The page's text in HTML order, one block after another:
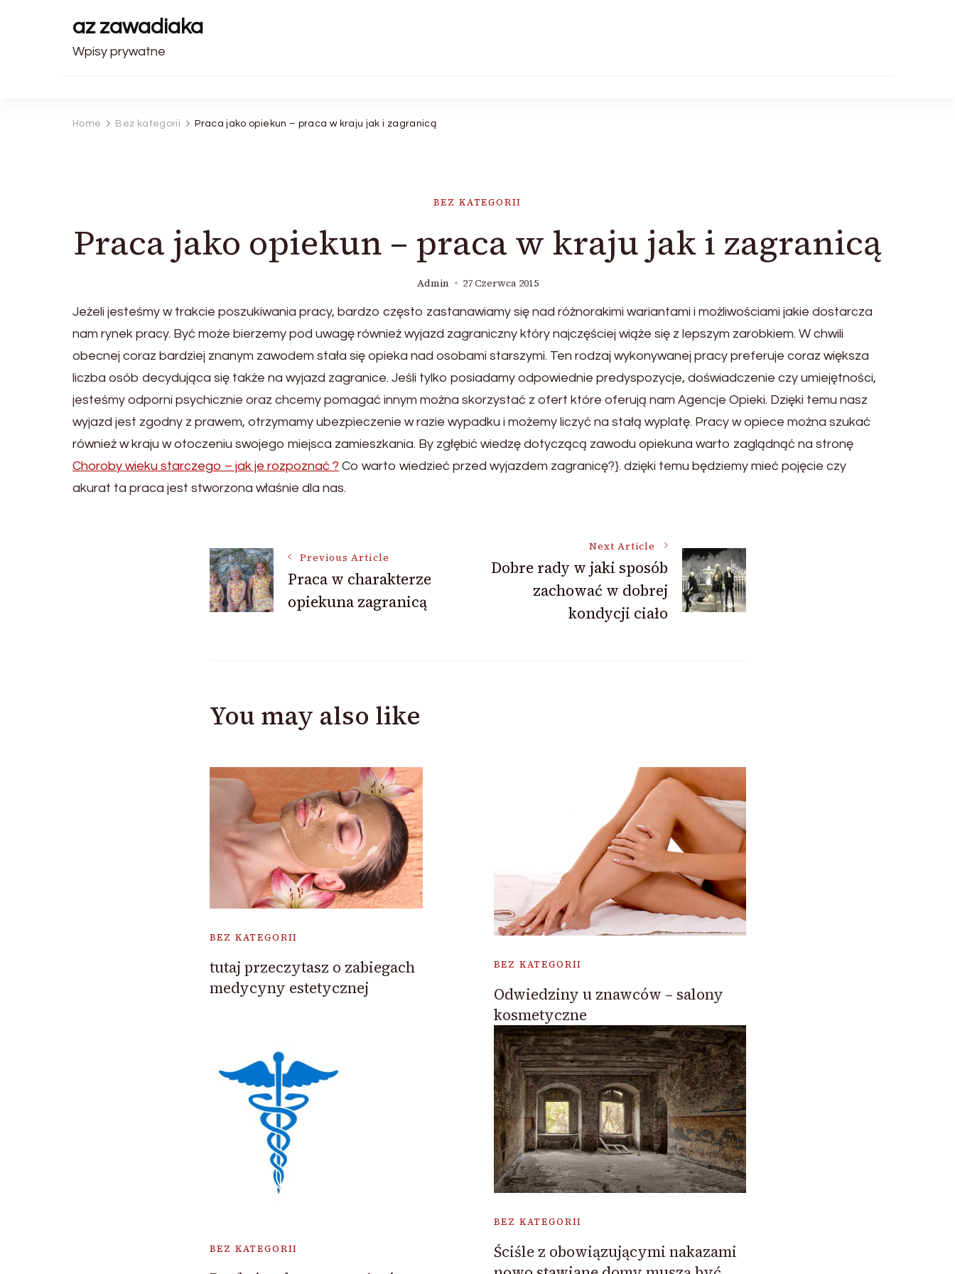
az zawadiaka
Wpisy prywatne
Home Bez kategorii Praca jako opiekun – praca w kraju jak i zagranicą
BEZ KATEGORII
Praca jako opiekun – praca w kraju jak i zagranicą
Admin 27 Czerwca 2015
Jeżeli jesteśmy w trakcie poszukiwania pracy, bardzo często zastanawiamy się nad różnorakimi wariantami i możliwościami jakie dostarcza
nam rynek pracy. Być może bierzemy pod uwagę również wyjazd zagraniczny który najczęściej wiąże się z lepszym zarobkiem. W chwili
obecnej coraz bardziej znanym zawodem stała się opieka nad osobami starszymi. Ten rodzaj wykonywanej pracy preferuje coraz większa
liczba osób decydująca się także na wyjazd zagranice. Jeśli tylko posiadamy odpowiednie predyspozycje, doświadczenie czy umiejętności,
jesteśmy odporni psychicznie oraz chcemy pomagać innym można skorzystać z ofert które oferują nam Agencje Opieki. Dzięki temu nasz
wyjazd jest zgodny z prawem, otrzymamy ubezpieczenie w razie wypadku i możemy liczyć na stałą wyplatę. Pracy w opiece można szukać
również w kraju w otoczeniu swojego miejsca zamieszkania. By zgłębić wiedzę dotyczącą zawodu opiekuna warto zaglądnąć na stronę
Choroby wieku starczego – jak je rozpoznać ? Co warto wiedzieć przed wyjazdem zagranicę?}. dzięki temu będziemy mieć pojęcie czy
akurat ta praca jest stworzona właśnie dla nas.
Post
Navigation
Previous Article
Praca w charakterze
opiekuna zagranicą
Next Article
Dobre rady w jaki sposób
zachować w dobrej
kondycji ciało
You may also like
BEZ KATEGORII
tutaj przeczytasz o zabiegach
medycyny estetycznej
BEZ KATEGORII
Odwiedziny u znawców – salony
kosmetyczne
BEZ KATEGORII
BEZ KATEGORII
Ściśle z obowiązującymi nakazami